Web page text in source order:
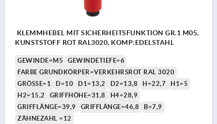
KLEMMHEBEL MIT SICHERHEITSFUNKTION GR.1 M05,
KUNSTSTOFF ROT RAL3020, KOMP:EDELSTAHL
GEWINDE=M5
GEWINDETIEFE=6
FARBE GRUNDKÖRPER=VERKEHRSROT RAL 3020
GRÖSSE=1
D=10 D1=13,2 D2=13,8 H=22,7
H1=5
H2=15,2
GRIFFHÖHE=31,8
H4=28,9
GRIFFLÄNGE=39,9
GRIFFLÄNGE=46,8
B=7,9
ZÄHNEZAHL =12